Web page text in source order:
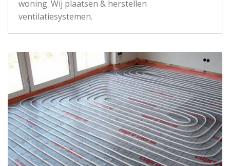
woning. Wij plaatsen & herstellen
ventilatiesystemen.